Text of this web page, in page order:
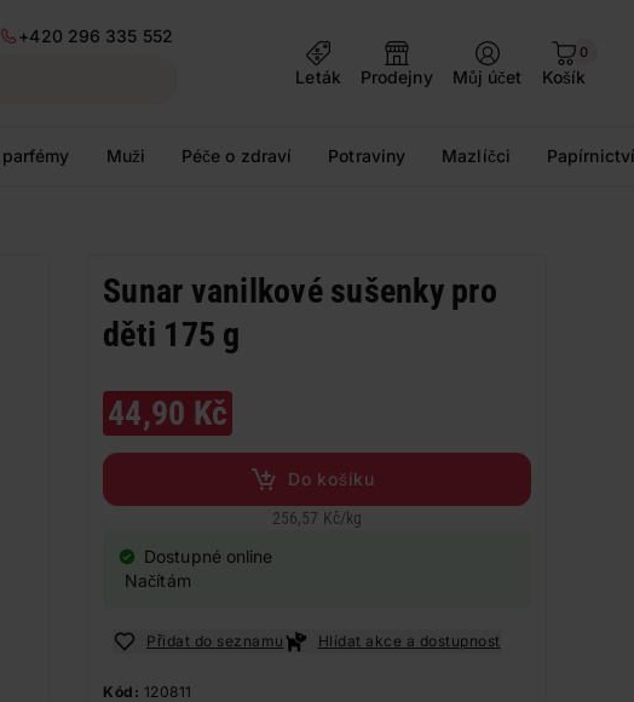
+420 296 335 552
Leták
Prodejny Můj účet
0
Košík
Muži Péče o zdraví Potraviny Mazlíčci
Sunar vanilkové sušenky pro
děti 175 g
44,90 Kč
Do košíku
256,57 Kč/kg
Dostupné online
Načítám
Přidat do seznamu Hlídat akce a dostupnost
Kód: 120811